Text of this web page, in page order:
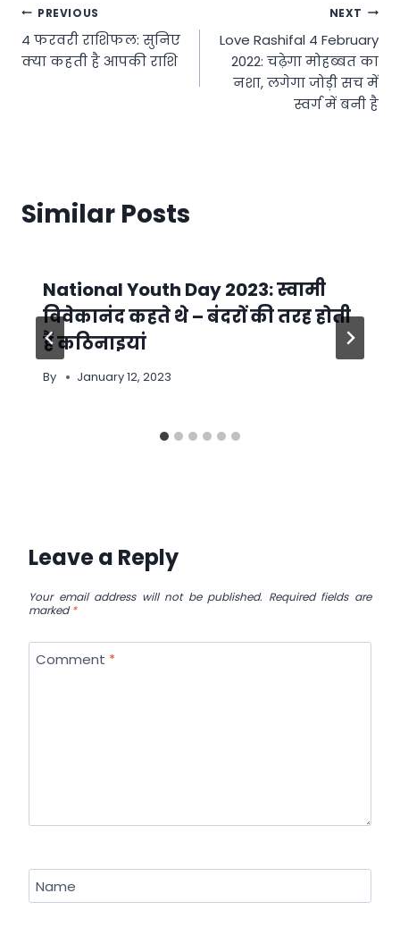
Post
navigation
PREVIOUS
4 फरवरी राशिफल: सुनिए
क्या कहती है आपकी राशि
NEXT
Love Rashifal 4 February
2022: चढ़ेगा मोहब्बत का
नशा, लगेगा जोड़ी सच में
स्वर्ग में बनी है
Similar Posts
National Youth Day 2023: स्वामी
विवेकानंद कहते थे – बंदरों की तरह होती
हैं कठिनाइयां
By January 12, 2023
Leave a Reply
Your email address will not be published. Required fields are
marked*
Comment *
Name